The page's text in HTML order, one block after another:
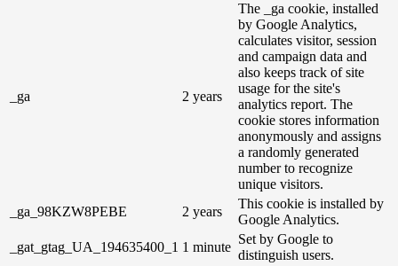
_ga 2 years
The _ga cookie, installed
by Google Analytics,
calculates visitor, session
and campaign data and
also keeps track of site
usage for the site's
analytics report. The
cookie stores information
anonymously and assigns
a randomly generated
number to recognize
unique visitors.
_ga_98KZW8PEBE
2 years
This cookie is installed by
Google Analytics.
_gat_gtag_UA_194635400_1 1 minute
Set by Google to
distinguish users.